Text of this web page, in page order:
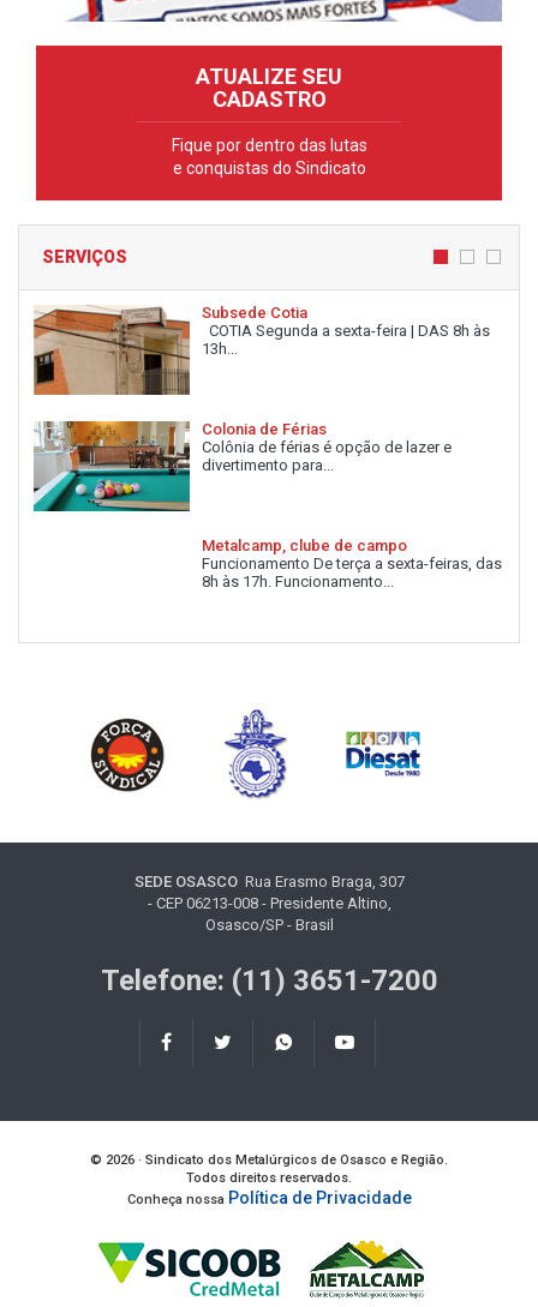
ATUALIZE SEU
CADASTRO
Fique por dentro das lutas
e conquistas do Sindicato
SERVIÇOS
Subsede Cotia
COTIA Segunda a sexta-feira | DAS 8h às
13h...
Colonia de Férias
Colônia de férias é opção de lazer e
divertimento para...
Metalcamp, clube de campo
Funcionamento De terça a sexta-feiras, das
8h às 17h. Funcionamento...
SEDE OSASCORua Erasmo Braga, 307
- CEP 06213-008 - Presidente Altino,
Osasco/SP - Brasil
Telefone: (11) 3651-7200
© 2026 · Sindicato dos Metalúrgicos de Osasco e Região.
Todos direitos reservados.
Conheça nossa Política de Privacidade